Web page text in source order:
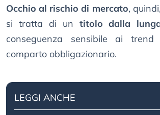
Occhio al rischio di mercato,
si tratta di un titolo dalla
conseguenza sensibile ai
comparto obbligazionario.
LEGGI ANCHE